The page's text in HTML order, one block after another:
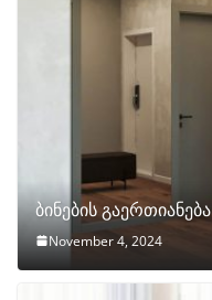
ბინების გაერთიანება
November 4, 2024